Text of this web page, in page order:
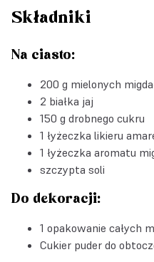
Składniki
Na ciasto:
200 g mielonych
2 białka jaj
150 g drobnego cukru
1 łyżeczka likieru
1 łyżeczka aromatu
szczypta soli
Do dekoracji:
1 opakowanie całych
Cukier puder do